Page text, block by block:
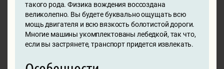
такого рода. Физика вождения воссоздана
великолепно. Вы будете буквально ощущать всю
мощь двигателя и всю вязкость болотистой дороги.
Многие машины укомплектованы лебедкой, так что,
если вы застрянете, транспорт придется извлекать.